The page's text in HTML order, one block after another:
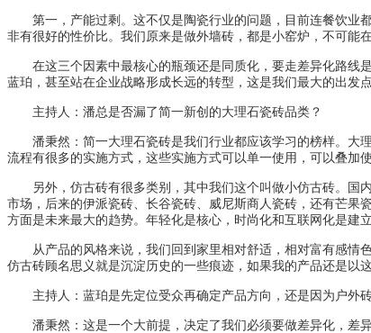
第一，产能过剩。这不仅是陶瓷行业的问题，目前连餐饮业都
非有很好的性价比。我们原来是做外墙砖，都是小窑炉，不可能
在这三个因素中最核心的瓶颈还是同质化，要走差异化路线是
蓝珀，甚至站在企业战略形成长远的转型，这是我们最大的出发
主持人：潘总是否漏了简一新创的大理石瓷砖品类？
潘秉然：简一大理石瓷砖是我们行业都应该学习的榜样。大理
流程有很多的实施方式，这些实施方式可以单一使用，可以叠加
另外，仿古砖有很多类别，其中我们这个叫做小仿古砖。国内
市场，后来的伊派瓷砖、长谷瓷砖、威尼斯商人瓷砖，还有芒果
方面是未来最大的趋势。年轻化是核心，时尚化和互联网化是建
从产品的风格来说，我们回到家里相对舒适，相对富有感情色
仿古砖顾名思义就是沉淀历史的一些痕迹，如果我的产品还是以
主持人 ：蓝珀是先定位受众再确定产品方向，还是因为户外
潘秉然：这是一个大前提，决定了我们必须要做差异化，差异